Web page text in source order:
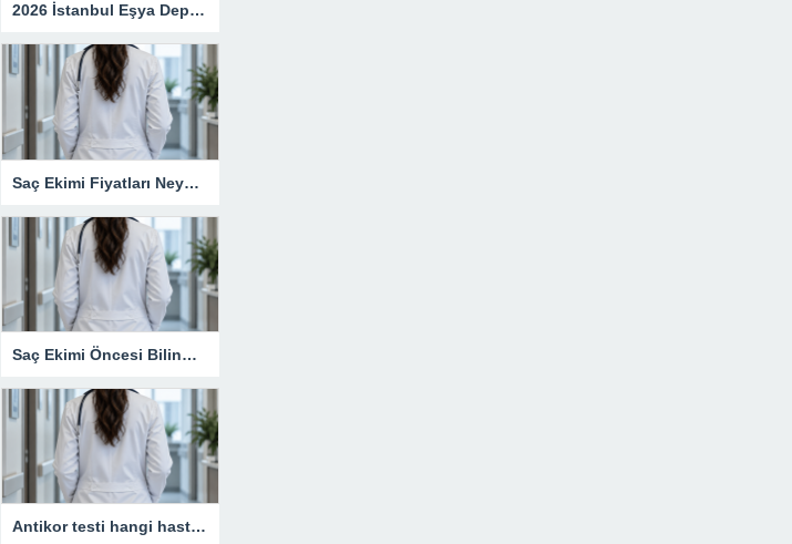
2026 İstanbul Eşya Depolama Fiyatları: Güncel Ücret Rehberi
Saç Ekimi Fiyatları Neye Göre Değişir?
Saç Ekimi Öncesi Bilinmesi Gerekenler
Antikor testi hangi hastalıkların takibinde kullanılır?